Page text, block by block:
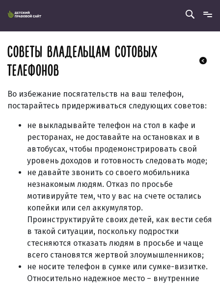
СОВЕТЫ ВЛАДЕЛЬЦАМ СОТОВЫХ
ТЕЛЕФОНОВ
Во избежание посягательств на ваш телефон,
постарайтесь придерживаться следующих советов:
не выкладывайте телефон на стол в кафе и
ресторанах, не доставайте на остановках и в
автобусах, чтобы продемонстрировать свой
уровень доходов и готовность следовать моде;
не давайте звонить со своего мобильника
незнакомым людям. Отказ по просьбе
мотивируйте тем, что у вас на счете остались
копейки или сел аккумулятор.
Проинструктируйте своих детей, как вести себя
в такой ситуации, поскольку подростки
стесняются отказать людям в просьбе и чаще
всего становятся жертвой злоумышленников;
не носите телефон в сумке или сумке-визитке.
Относительно надежное место – внутренние